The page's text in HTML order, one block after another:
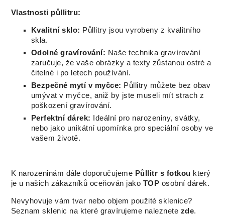
Vlastnosti půllitru:
Kvalitní sklo: Půllitry jsou vyrobeny z kvalitního
skla.
Odolné gravírování: Naše technika gravírování
zaručuje, že vaše obrázky a texty zůstanou ostré a
čitelné i po letech používání.
Bezpečné mytí v myčce: Půllitry můžete bez obav
umývat v myčce, aniž by jste museli mít strach z
poškození gravírování.
Perfektní dárek:
Ideální pro narozeniny, svátky,
nebo jako unikátní upomínka pro speciální osoby ve
vašem životě.
K narozeninám dále doporučujeme Půllitr s fotkou který
je u našich zákazníků oceňován jako TOP osobní dárek.
Nevyhovuje vám tvar nebo objem použité sklenice?
Seznam sklenic na které gravírujeme naleznete zde.